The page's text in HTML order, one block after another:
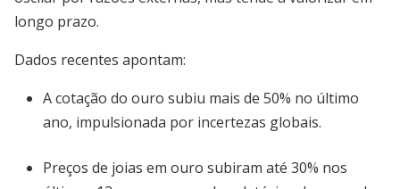
longo prazo.
Dados recentes apontam:
A cotação do ouro subiu mais de 50% no último
ano, impulsionada por incertezas globais.
Preços de joias em ouro subiram até 30% nos